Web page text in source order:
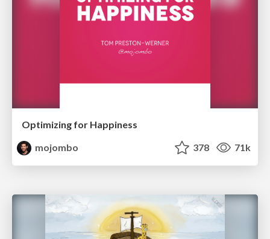
Optimizing for Happiness
mojombo
378 71k